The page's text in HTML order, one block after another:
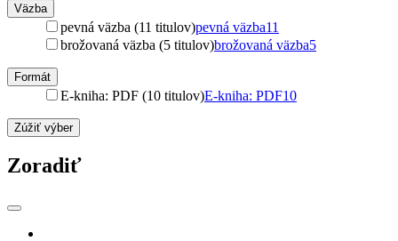
Väzba
pevná väzba (11 titulov)pevná väzba11
brožovaná väzba (5 titulov)brožovaná väzba5
Formát
E-kniha: PDF (10 titulov)E-kniha: PDF10
Zúžiť výber
Zoradiť